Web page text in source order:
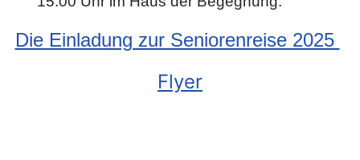
Die Einladung zur Seniorenreise 2025
Flyer